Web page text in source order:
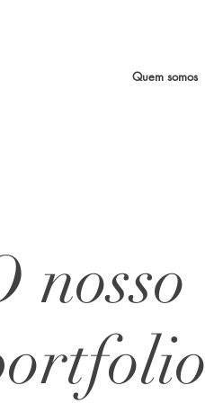
Quem somos
nosso